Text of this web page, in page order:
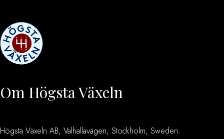
Om Högsta Växeln
Högsta Växeln AB, Valhallavägen, Stockholm, Sweden.